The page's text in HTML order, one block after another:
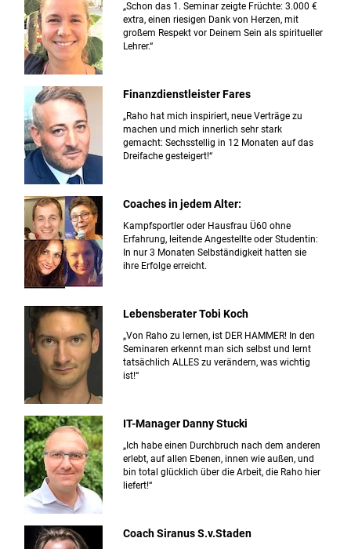
„Schon das 1. Seminar zeigte Früchte: 3.000 €
extra, einen riesigen Dank von Herzen, mit
großem Respekt vor Deinem Sein als spiritueller
Lehrer.“
Finanzdienstleister Fares
„Raho hat mich inspiriert, neue Verträge zu
machen und mich innerlich sehr stark
gemacht: Sechsstellig in 12 Monaten auf das
Dreifache gesteigert!“
Coaches in jedem Alter:
Kampfsportler oder Hausfrau Ü60 ohne
Erfahrung, leitende Angestellte oder Studentin:
In nur 3 Monaten Selbständigkeit hatten sie
ihre Erfolge erreicht.
Lebensberater Tobi Koch
„Von Raho zu lernen, ist DER HAMMER! In den
Seminaren erkennt man sich selbst und lernt
tatsächlich ALLES zu verändern, was wichtig
ist!“
IT-Manager Danny Stucki
„Ich habe einen Durchbruch nach dem anderen
erlebt, auf allen Ebenen, innen wie außen, und
bin total glücklich über die Arbeit, die Raho hier
liefert!“
Coach Siranus S.v.Staden